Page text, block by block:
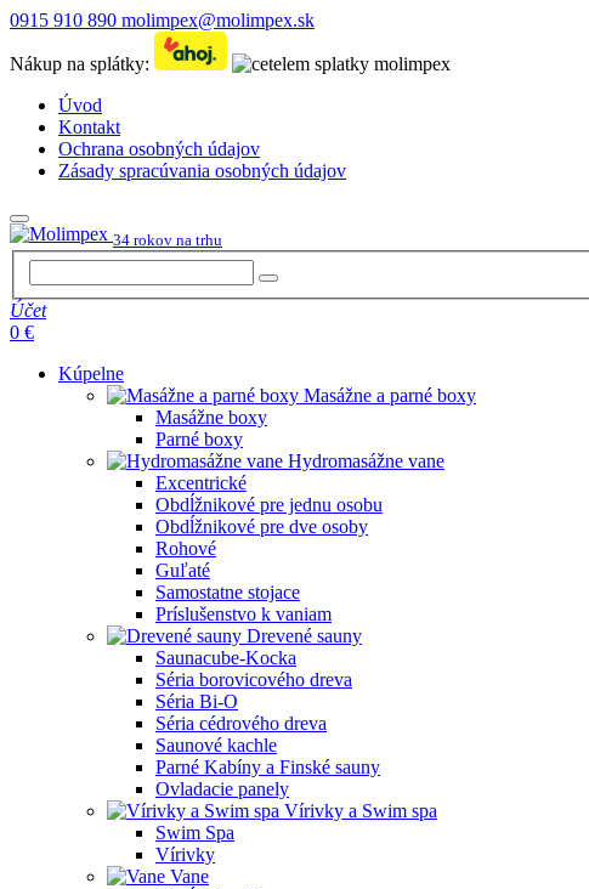
0915 910 890 molimpex@molimpex.sk
Nákup na splátky:
Úvod
Kontakt
Ochrana osobných údajov
Zásady spracúvania osobných údajov
34 rokov na trhu
Účet
0 €
Kúpelne
Masážne a parné boxy
Masážne boxy
Parné boxy
Hydromasážne vane
Excentrické
Obdĺžnikové pre jednu osobu
Obdĺžnikové pre dve osoby
Rohové
Guľaté
Samostatne stojace
Príslušenstvo k vaniam
Drevené sauny
Saunacube-Kocka
Séria borovicového dreva
Séria Bi-O
Séria cédrového dreva
Saunové kachle
Parné Kabíny a Finské sauny
Ovladacie panely
Vírivky a Swim spa
Swim Spa
Vírivky
Vane